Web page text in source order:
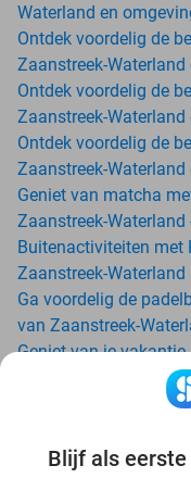
Blijf als
Waterland en
Ontdek voordelig de
Zaanstreek-
Ontdek voordelig de
Zaanstreek-
Ontdek voordelig de
Zaanstreek-
Geniet van matcha
Zaanstreek-Waterland
Buitenactiviteiten met
Zaanstreek-Waterland
Ga voordelig de
van Zaanstreek-
Geniet van je
Nederland met Social
Ontdek voordelig
Ervaar de kwaliteit